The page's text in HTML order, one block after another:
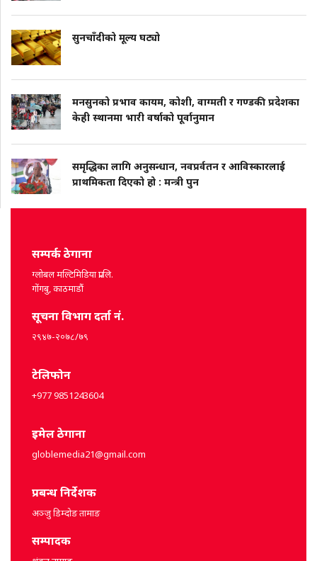
सुनचाँदीको मूल्य घट्यो
मनसुनको प्रभाव कायम, कोशी, वाग्मती र गण्डकी प्रदेशका
केही स्थानमा भारी वर्षाको पूर्वानुमान
समृद्धिका लागि अनुसन्धान, नवप्रर्वतन र आविस्कारलाई
प्राथमिकता दिएको हो : मन्त्री पुन
सम्पर्क ठेगाना
ग्लोबल मल्टिमिडिया प्रा.लि.
गोंगबु, काठमाडौं
सूचना विभाग दर्ता नं.
२९४७-२०७८/७९
टेलिफोन
+977 9851243604
इमेल ठेगाना
globlemedia21@gmail.com
प्रबन्ध निर्देशक
अञ्जु डिम्दोङ तामाङ
सम्पादक